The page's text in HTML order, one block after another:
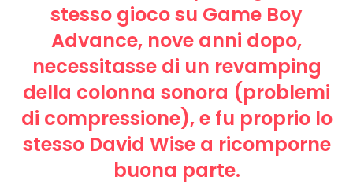
stesso gioco su Game Boy
Advance, nove anni dopo,
necessitasse di un revamping
della colonna sonora (problemi
di compressione), e fu proprio lo
stesso David Wise a ricomporne
buona parte.